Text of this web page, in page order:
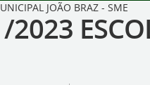
JOÃO BRAZ - SME
2023